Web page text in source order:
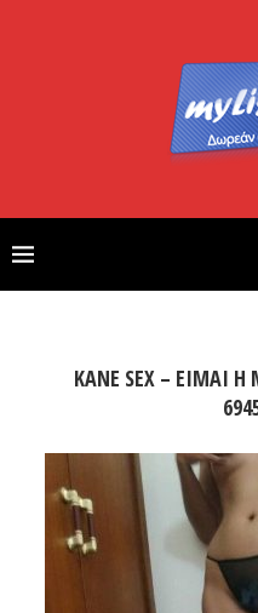
KANE SEX – ΕΙΜΑΙ